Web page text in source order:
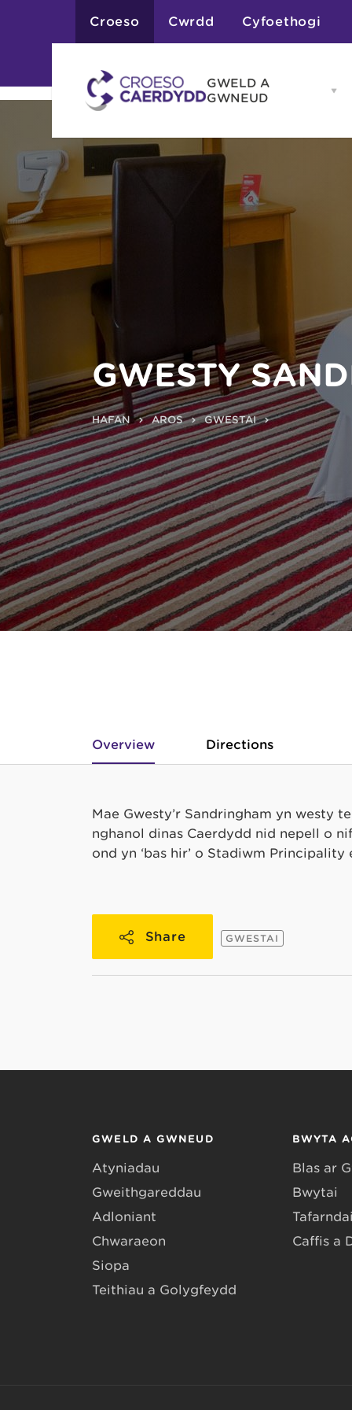
Croeso Cwrdd Cyfoethogi
GWELD A
GWNEUD
Atyniadau
Gweithgareddau
Adloniant
Chwaraeon
Siopa
Teithiau a
GWESTY
HAFAN AROS GWESTAI
Overview Directions
Mae Gwesty’r Sandringham yn westy
nghanol dinas Caerdydd nid nepell o
ond yn ‘bas hir’ o Stadiwm Principality
Share GWESTAI
GWELD A GWNEUD
Atyniadau
Gweithgareddau
Adloniant
Chwaraeon
Siopa
Teithiau a Golygfeydd
BWYTA
Blas ar
Bwytai
Caffis a